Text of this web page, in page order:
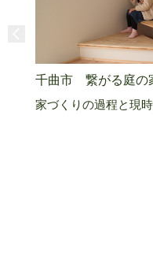
千曲市 繋がる庭
家づくりの過程と現